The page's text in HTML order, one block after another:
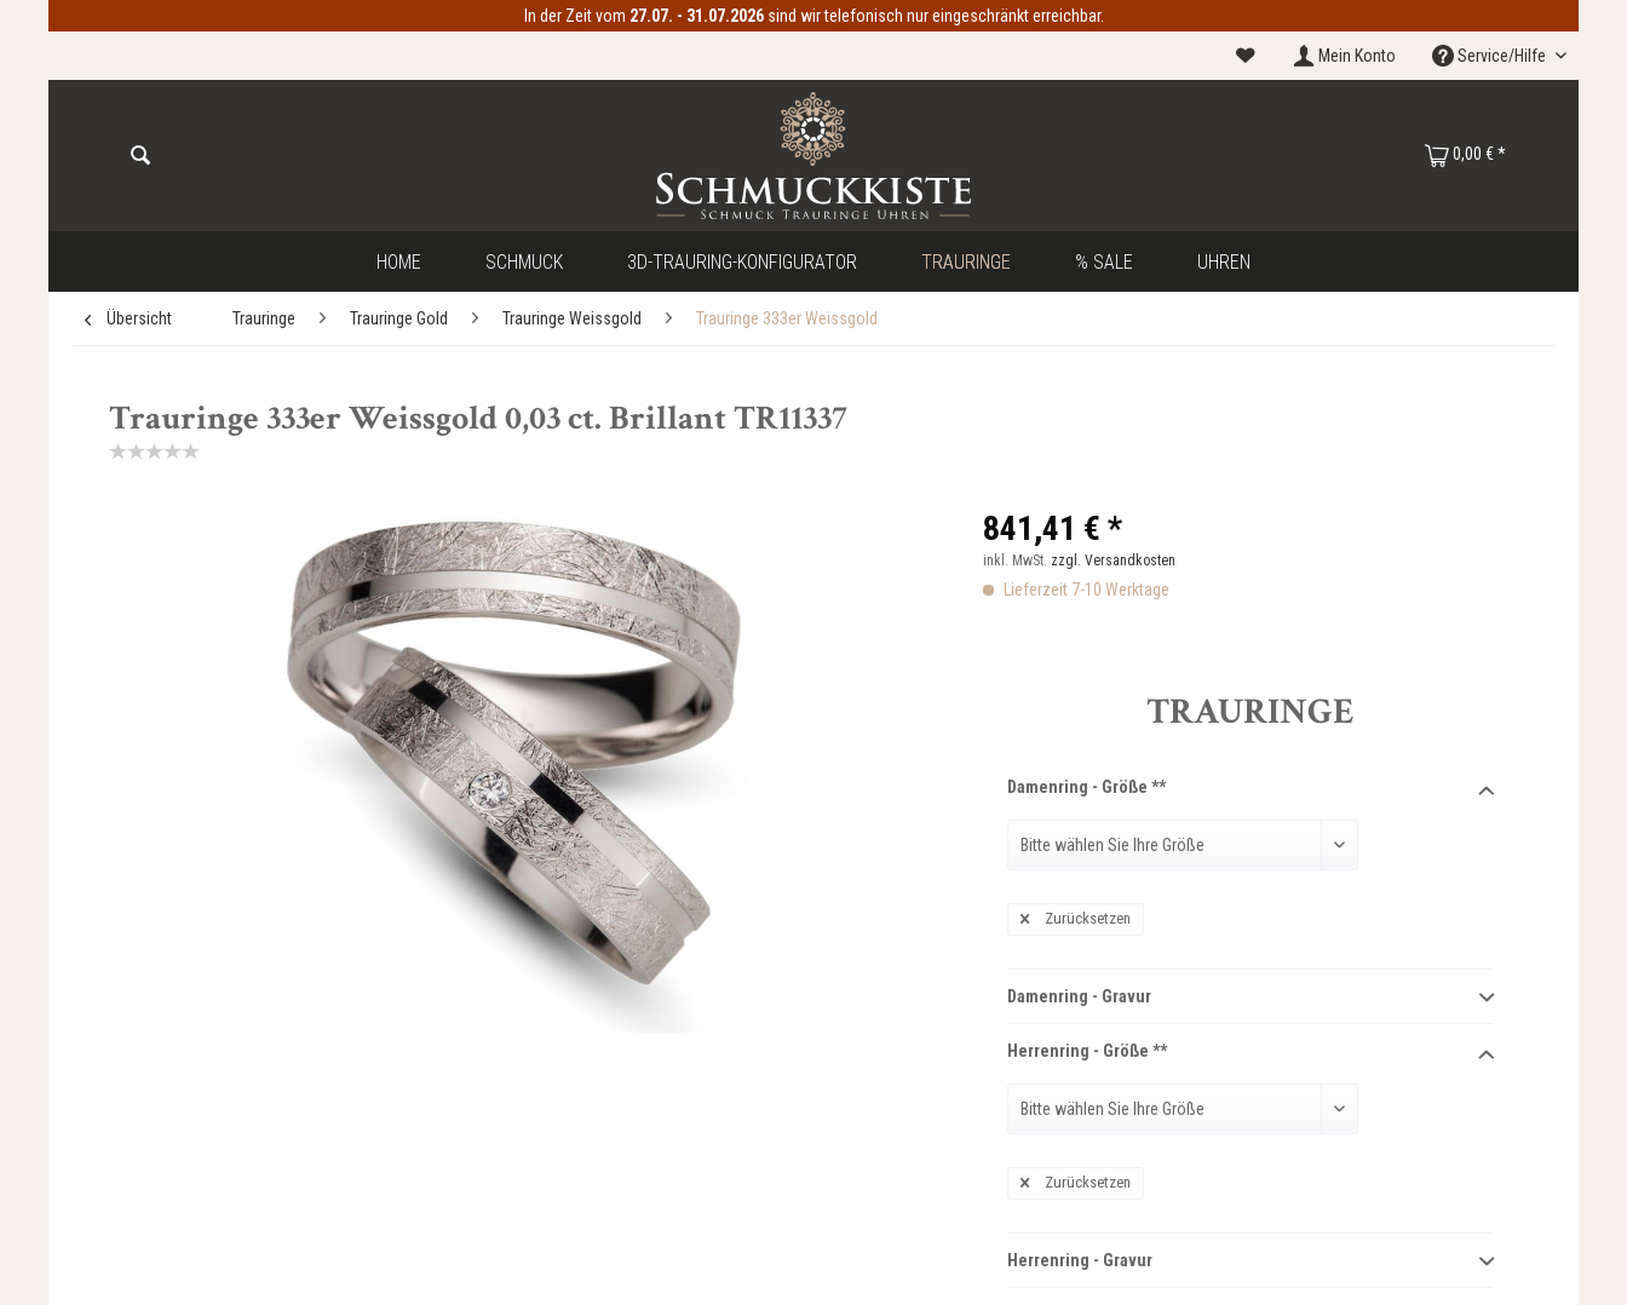
In der Zeit vom 27.07. - 31.07.2026 sind wir telefonisch nur eingeschränkt erreichbar.
Mein Konto Service/Hilfe
0,00 € *
HOME SCHMUCK 3D-TRAURING-KONFIGURATOR TRAURINGE % SALE UHREN
Übersicht Trauringe Trauringe Gold Trauringe Weissgold Trauringe 333er Weissgold
Trauringe 333er Weissgold 0,03 ct. Brillant TR11337
841,41 € *
inkl. MwSt. zzgl. Versandkosten
Lieferzeit 7-10 Werktage
TRAURINGE
Damenring - Größe **
Zurücksetzen
Damenring - Gravur
Herrenring - Größe **
Zurücksetzen
Herrenring - Gravur